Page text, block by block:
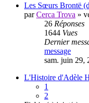
Les Sœurs Brontë
parCerca Trova »
26 Réponses
1644 Vues
Dernier
message
sam. juin 29,
L'Histoire d'Adèle
1
2